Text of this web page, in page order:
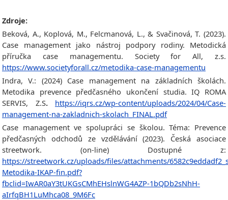
Zdroje:
Beková, A., Koplová, M., Felcmanová, L., & Svačinová, T. (2023).
Case management jako nástroj podpory rodiny. Metodická
příručka case managementu. Society for All, z.s.
https://www.societyforall.cz/metodika-case-managementu
Indra, V.: (2024) Case management na základních školách.
Metodika prevence předčasného ukončení studia. IQ ROMA
SERVIS, Z.S. https://iqrs.cz/wp-content/uploads/2024/04/Case-
management-na-zakladnich-skolach_FINAL.pdf
Case management ve spolupráci se školou. Téma: Prevence
předčasných odchodů ze vzdělávání (2023). Česká asociace
streetwork. (on-line) Dostupné z:
https://streetwork.cz/uploads/files/attachments/
Metodika-IKAP-fin.pdf?
fbclid=IwAR0aY3tUKGsCMhEHslnWG4AZP-1bQDb2sNhH-
aIrfqBH1LuMhca08_9M6Fc